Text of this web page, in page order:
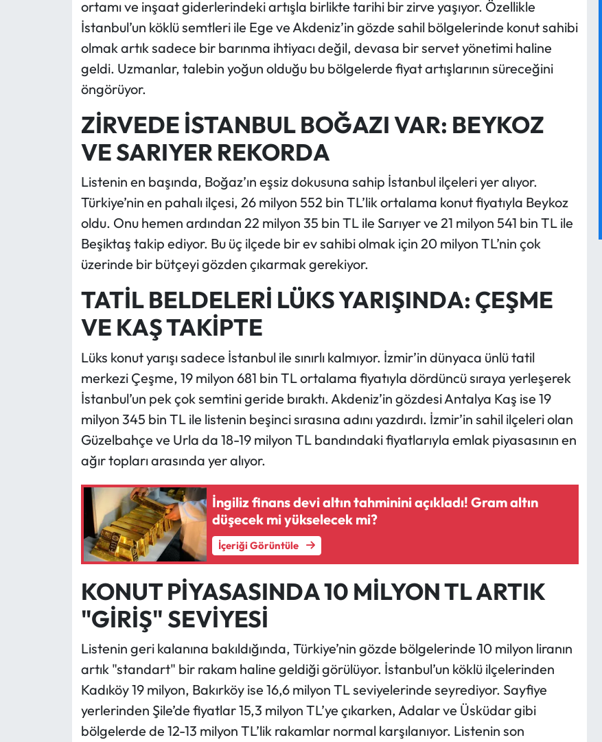
ortamı ve inşaat giderlerindeki artışla birlikte tarihi bir zirve yaşıyor. Özellikle
İstanbul’un köklü semtleri ile Ege ve Akdeniz’in gözde sahil bölgelerinde konut sahibi
olmak artık sadece bir barınma ihtiyacı değil, devasa bir servet yönetimi haline
geldi. Uzmanlar, talebin yoğun olduğu bu bölgelerde fiyat artışlarının süreceğini
öngörüyor.
ZİRVEDE İSTANBUL BOĞAZI VAR: BEYKOZ
VE SARIYER REKORDA
Listenin en başında, Boğaz’ın eşsiz dokusuna sahip İstanbul ilçeleri yer alıyor.
Türkiye’nin en pahalı ilçesi, 26 milyon 552 bin TL’lik ortalama konut fiyatıyla Beykoz
oldu. Onu hemen ardından 22 milyon 35 bin TL ile Sarıyer ve 21 milyon 541 bin TL ile
Beşiktaş takip ediyor. Bu üç ilçede bir ev sahibi olmak için 20 milyon TL’nin çok
üzerinde bir bütçeyi gözden çıkarmak gerekiyor.
TATİL BELDELERİ LÜKS YARIŞINDA: ÇEŞME
VE KAŞ TAKİPTE
Lüks konut yarışı sadece İstanbul ile sınırlı kalmıyor. İzmir’in dünyaca ünlü tatil
merkezi Çeşme, 19 milyon 681 bin TL ortalama fiyatıyla dördüncü sıraya yerleşerek
İstanbul’un pek çok semtini geride bıraktı. Akdeniz’in gözdesi Antalya Kaş ise 19
milyon 345 bin TL ile listenin beşinci sırasına adını yazdırdı. İzmir’in sahil ilçeleri olan
Güzelbahçe ve Urla da 18-19 milyon TL bandındaki fiyatlarıyla emlak piyasasının en
ağır topları arasında yer alıyor.
İngiliz finans devi altın tahminini açıkladı! Gram altın
düşecek mi yükselecek mi?
İçeriği Görüntüle
KONUT PİYASASINDA 10 MİLYON TL ARTIK
"GİRİŞ" SEVİYESİ
Listenin geri kalanına bakıldığında, Türkiye’nin gözde bölgelerinde 10 milyon liranın
artık "standart" bir rakam haline geldiği görülüyor. İstanbul’un köklü ilçelerinden
Kadıköy 19 milyon, Bakırköy ise 16,6 milyon TL seviyelerinde seyrediyor. Sayfiye
yerlerinden Şile’de fiyatlar 15,3 milyon TL’ye çıkarken, Adalar ve Üsküdar gibi
bölgelerde de 12-13 milyon TL’lik rakamlar normal karşılanıyor. Listenin son